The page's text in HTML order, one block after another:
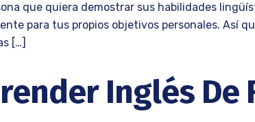
que quiera demostrar sus habilidades
para tus propios objetivos personales. Así
[…]
Inglés De